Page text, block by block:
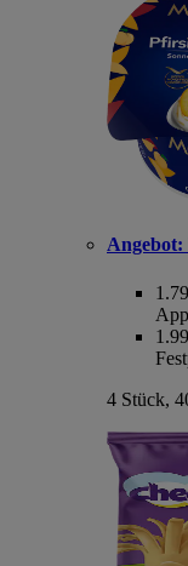
Angebot:
1.79
1.99
4 Stück,